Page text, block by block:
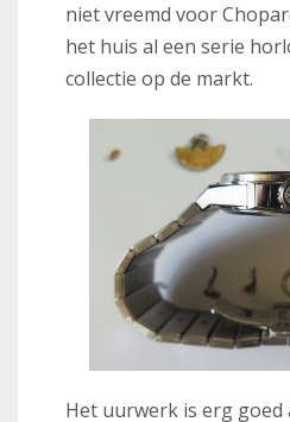
niet vreemd voor
het huis al een serie
collectie op de markt.
Het uurwerk is erg goed